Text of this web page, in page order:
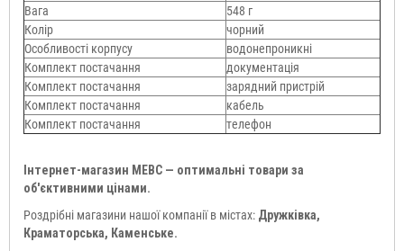
Вага
548 г
Колір
чорний
Особливості корпусу
водонепроникні
Комплект постачання
документація
Комплект постачання
зарядний пристрій
Комплект постачання
кабель
Комплект постачання
телефон
Інтернет-магазин МЕВС — оптимальні товари за
об'єктивними цінами.
Роздрібні магазини нашої компанії в містах: Дружківка,
Краматорська, Каменське.